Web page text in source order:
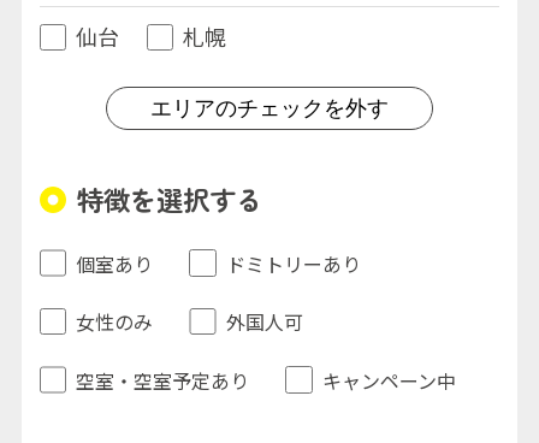
仙台 札幌
エリアのチェックを外す
特徴を選択する
個室あり ドミトリーあり
女性のみ 外国人可
空室・空室予定あり キャンペーン中